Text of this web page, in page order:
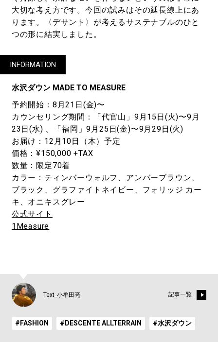
大切な考え方です。今回の試みはその延長線上にあ
ります。〈デサント〉が考えるサステナブルのひと
つの形に結実しました。
INFORMATION
水沢ダウン MADE TO MEASURE
予約開始：8月21日(金)〜
カウンセリング期間：「代官山」9月15日(火)〜9月
23日(水) 、「福岡」9月25日(金)〜9月29日(火)
お届け：12月10日（木）予定
価格：¥150,000 +TAX
数量：限定70着
カラー：ティンバーウォルフ、アンバーブラウン、
ブラック、グラファイトネイビー、フォリッジ カー
キ、オニキスグレー
公式サイト
1Measure
Text_小牟田亮 記事一覧
#FASHION #DESCENTE ALLTERRAIN #水沢ダウン